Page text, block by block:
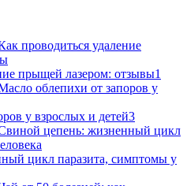
прыщей лазером: отзывы1
у взрослых и детей3
цикл паразита, симптомы у